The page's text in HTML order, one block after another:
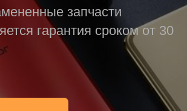
запчасти
гарантия сроком от 30